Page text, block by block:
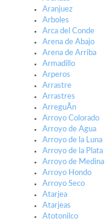
Aranjuez
Arboles
Arca del Conde
Arena de Abajo
Arena de Arriba
Armadillo
Arperos
Arrastre
Arrastres
ArreguÃ­n
Arroyo Colorado
Arroyo de Agua
Arroyo de la Luna
Arroyo de la Plata
Arroyo de Medina
Arroyo Hondo
Arroyo Seco
Atarjea
Atarjeas
Atotonilco